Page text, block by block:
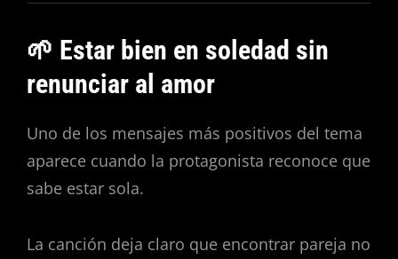
🌱 Estar bien en soledad sin
renunciar al amor
Uno de los mensajes más positivos del tema
aparece cuando la protagonista reconoce que
sabe estar sola.
La canción deja claro que encontrar pareja no